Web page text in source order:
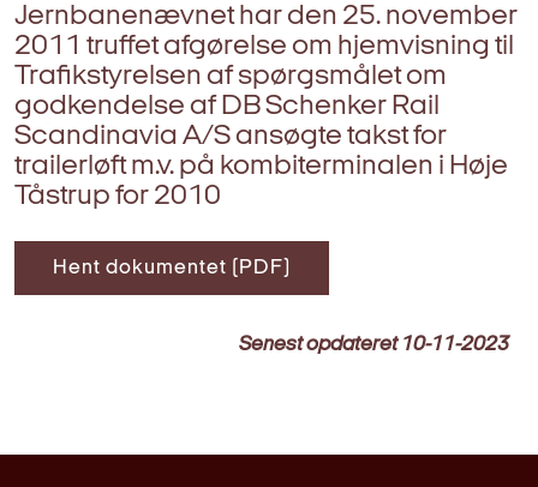
Jernbanenævnet har den 25. november
2011 truffet afgørelse om hjemvisning til
Trafikstyrelsen af spørgsmålet om
godkendelse af DB Schenker Rail
Scandinavia A/S ansøgte takst for
trailerløft m.v. på kombiterminalen i Høje
Tåstrup for 2010
Hent dokumentet (PDF)
Senest opdateret 10-11-2023